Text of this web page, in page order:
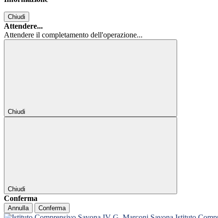
Chiudi
Attendere...
Attendere il completamento dell'operazione...
Chiudi
Chiudi
Conferma
Annulla Conferma